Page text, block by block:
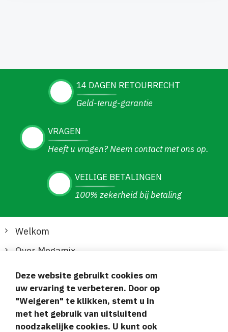
14 DAGEN RETOURRECHT
Geld-terug-garantie
VRAGEN
Heeft u vragen? Neem contact met ons op.
VEILIGE BETALINGEN
100% zekerheid bij betaling
Welkom
Over Megamix
Informatie
Klantenservice
Veilige en gemakkelijke betalingen
Deze website gebruikt cookies om
uw ervaring te verbeteren. Door op
"Weigeren" te klikken, stemt u in
met het gebruik van uitsluitend
noodzakelijke cookies. U kunt ook